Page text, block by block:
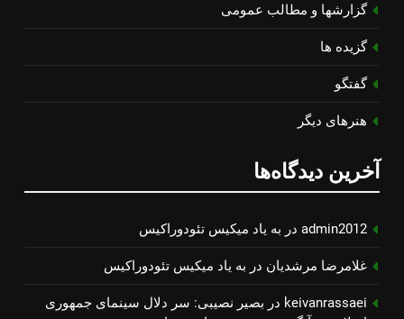
گزارشها و مطالب عمومی
گزیده ها
گفتگو
هنرهای دیگر
آخرین دیدگاه‌ها
admin2012 در به یاد میكیس تئودوراكیس
غلامرضا مرشدیان در به یاد میكیس تئودوراكیس
keivanrassaei در بصیر نصیبی: سر دلال سینمای جمهوری